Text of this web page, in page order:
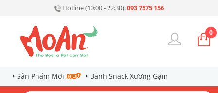
Hotline (10:00 - 22:30):093 7575 156
0
Sản Phẩm Mới Bánh Snack Xương Gặm